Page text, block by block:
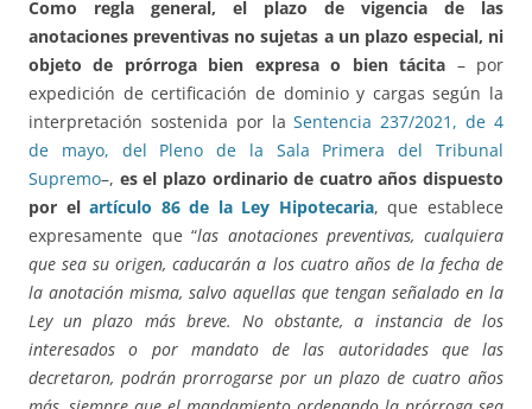
Como regla general, el plazo de vigencia de las
anotaciones preventivas no sujetas a un plazo especial, ni
objeto de prórroga bien expresa o bien tácita – por
expedición de certificación de dominio y cargas según la
interpretación sostenida por laSentencia 237/2021, de 4
de mayo, del Pleno de la Sala Primera del Tribunal
Supremo–, es el plazo ordinario de cuatro años dispuesto
por elartículo 86 de la Ley Hipotecaria, que establece
expresamente que “las anotaciones preventivas, cualquiera
que sea su origen, caducarán a los cuatro años de la fecha de
la anotación misma, salvo aquellas que tengan señalado en la
Ley un plazo más breve. No obstante, a instancia de los
interesados o por mandato de las autoridades que las
decretaron, podrán prorrogarse por un plazo de cuatro años